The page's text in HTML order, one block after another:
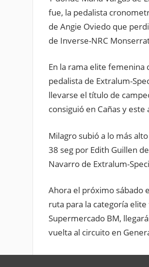
fue, la pedalista
de Angie Oviedo que
de Inverse-NRC
En la rama elite femenina
pedalista de Extralum-
llevarse el título de
consiguió en Cañas y
Milagro subió a lo más
38 seg por Edith Guillen
Navarro de Extralum-
Ahora el próximo sábado
ruta para la categoría
Supermercado BM,
vuelta al circuito en